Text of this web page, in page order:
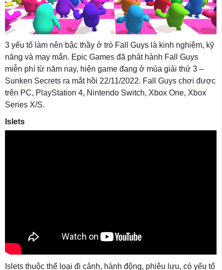
3 yếu tố làm nên bậc thầy ở trò Fall Guys là kinh nghiệm, kỹ
năng và may mắn. Epic Games đã phát hành Fall Guys
miễn phí từ năm nay, hiện game đang ở mùa giải thứ 3 –
Sunken Secrets ra mắt hồi 22/11/2022. Fall Guys chơi được
trên PC, PlayStation 4, Nintendo Switch, Xbox One, Xbox
Series X/S.
Islets
Islets thuộc thể loại đi cảnh, hành động, phiêu lưu, có yếu tố